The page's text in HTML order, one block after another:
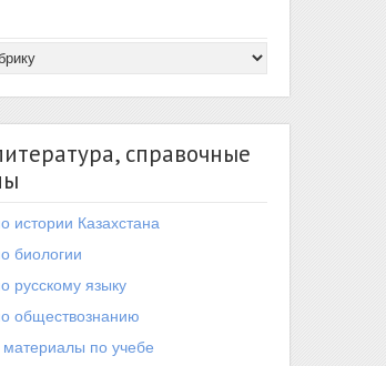
справочные
истории Казахстана
биологии
русскому языку
обществознанию
по учебе